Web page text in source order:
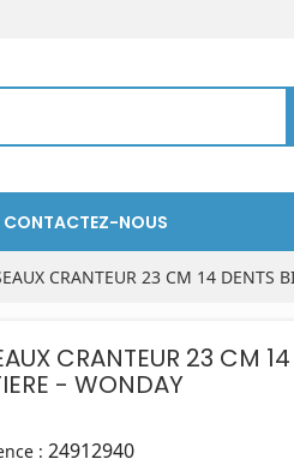
CONTACTEZ-NOUS
CRANTEUR 23 CM 14 DENTS
CRANTEUR 23 CM
- WONDAY
: 24912940